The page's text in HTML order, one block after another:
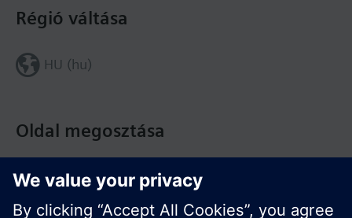
Oldal megosztása
Régió váltása
HU (hu)